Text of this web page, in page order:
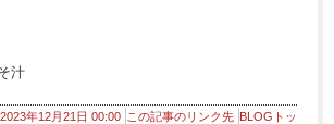
汁
2023年12月21日 00:00 この記事のリンク先 BLOGトッ